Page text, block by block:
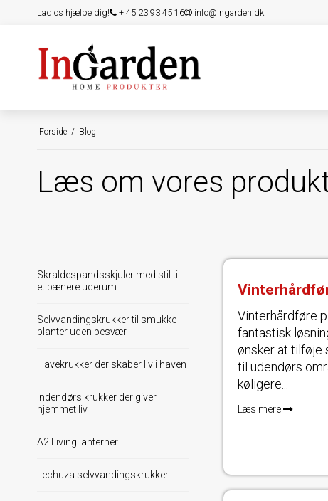
Lad os hjælpe dig! + 45 23 93 45 16 info@ingarden.dk
Forside / Blog
Læs om vores
Skraldespandsskjuler med stil til
et pænere uderum
Selvvandingskrukker til smukke
planter uden besvær
Havekrukker der skaber liv i haven
Indendørs krukker der giver
hjemmet liv
A2 Living lanterner
Lechuza selvvandingskrukker
Vinterhårdføre
fantastisk
ønsker at tilføje
til udendørs
køligere...
Læs mere